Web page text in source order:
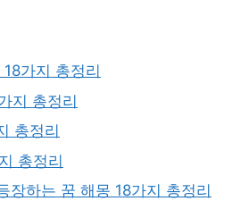
가지 총정리
지 총정리
총정리
총정리
장하는 꿈 해몽 18가지 총정리